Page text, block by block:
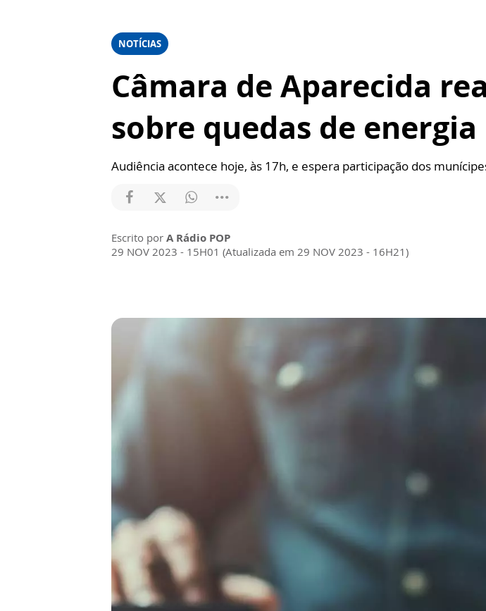
NOTÍCIAS
Câmara de Aparecida
sobre quedas de energia
Audiência acontece hoje, às 17h, e espera participação dos
Escrito por A Rádio POP
29 NOV 2023 - 15H01 (Atualizada em 29 NOV 2023 - 16H21)